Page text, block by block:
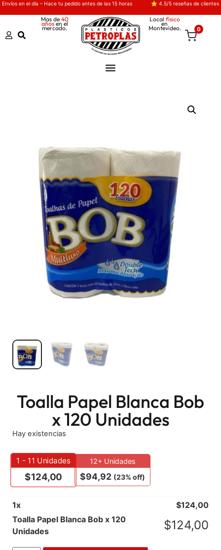
Envíos en el día – Hace tu pedido antes de las 15 horas ⭐ 4.5/5 reseñas de clientes
Mas de 40
añosen el
mercado.
Local físico
en
Montevideo. 0
Toalla Papel Blanca Bob
x 120 Unidades
Hay existencias
1 - 11 Unidades
$124,00
12+ Unidades
$94,92 (23% off)
1x $124,00
Toalla Papel Blanca Bob x 120
Unidades
$124,00